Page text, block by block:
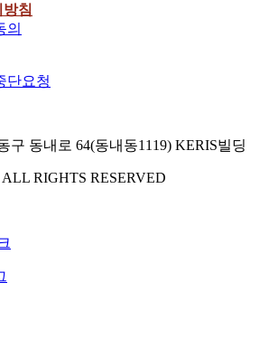
침
의
단요청
구 동내로 64(동내동1119) KERIS빌딩
RIGHTS RESERVED